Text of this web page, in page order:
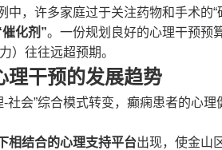
中，许多家庭过于关注药物和手术的“
化剂”。一份规划良好的心理干预预
）往往远超预期。
理干预的发展趋势
-社会”综合模式转变，癫痫患者的心
相结合的心理支持平台出现，使金山